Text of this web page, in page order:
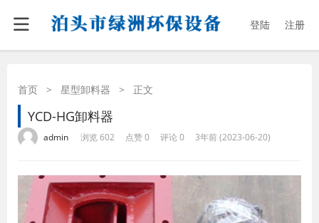
登陆 注册
首页 > 星型卸料器 > 正文
YCD-HG卸料器
admin 浏览 602 点赞 0 评论 0 3年前 (2023-06-20)